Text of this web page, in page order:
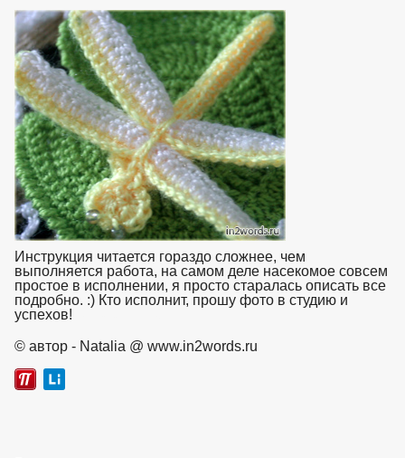
Инструкция читается гораздо сложнее, чем
выполняется работа, на самом деле насекомое совсем
простое в исполнении, я просто старалась описать все
подробно. :) Кто исполнит, прошу фото в студию и
успехов!
© автор - Natalia @ www.in2words.ru